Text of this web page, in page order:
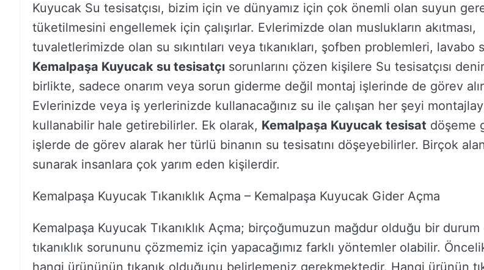
Kuyucak Su tesisatçısı, bizim için ve dünyamız için çok önemli olan suyun
tüketilmesini engellemek için çalışırlar. Evlerimizde olan muslukların akıtması,
tuvaletlerimizde olan su sıkıntıları veya tıkanıkları, şofben problemleri, lavabo
Kemalpaşa Kuyucak su tesisatçı sorunlarını çözen kişilere Su tesisatçısı
birlikte, sadece onarım veya sorun giderme değil montaj işlerinde de görev
Evlerinizde veya iş yerlerinizde kullanacağınız su ile çalışan her şeyi
kullanabilir hale getirebilirler. Ek olarak, Kemalpaşa Kuyucak tesisat döşeme
işlerde de görev alarak her türlü binanın su tesisatını döşeyebilirler. Birçok
sunarak insanlara çok yarım eden kişilerdir.
Kemalpaşa Kuyucak Tıkanıklık Açma – Kemalpaşa Kuyucak Gider Açma
Kemalpaşa Kuyucak Tıkanıklık Açma; birçoğumuzun mağdur olduğu bir durum
tıkanıklık sorununu çözmemiz için yapacağımız farklı yöntemler olabilir.
hangi ürününün tıkanık olduğunu belirlemeniz gerekmektedir. Hangi ürünün